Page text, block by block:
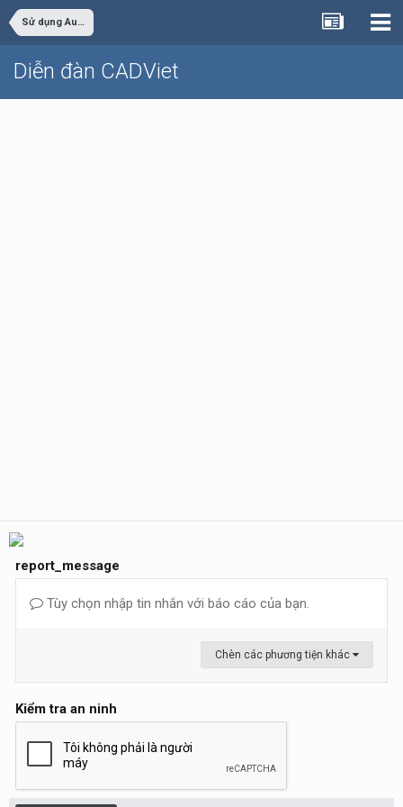
Sử dụng AutoCAD
Diễn đàn CADViet
report_message
Tùy chọn nhập tin nhắn với báo cáo của bạn.
Chèn các phương tiện khác
Kiểm tra an ninh